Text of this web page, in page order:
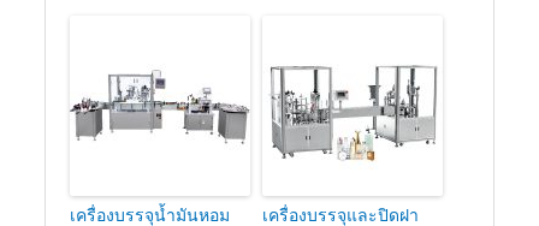
เครื่องบรรจุน้ำมันหอม
เครื่องบรรจุและปิดฝา